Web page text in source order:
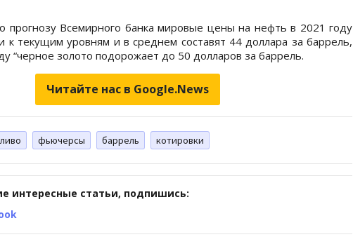
прогнозу Всемирного банка мировые цены на нефть в 2021 году
к текущим уровням и в среднем составят 44 доллара за баррель,
“черное золото подорожает до 50 долларов за баррель.
Читайте нас в Google.News
фьючерсы баррель котировки
интересные статьи, подпишись: